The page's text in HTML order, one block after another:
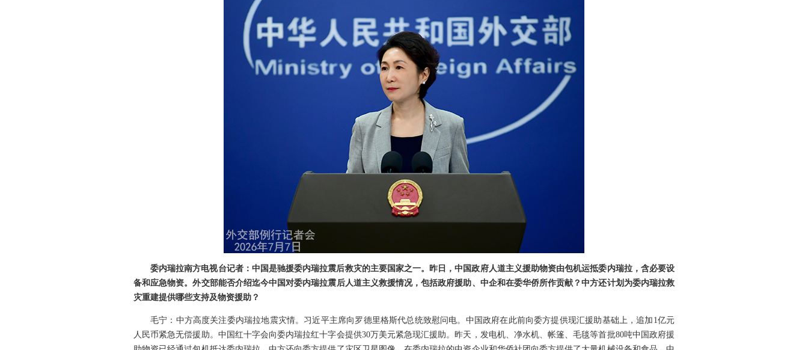
委内瑞拉南方电视台记者：中国是驰援委内瑞拉震后救灾的主要国家之一。昨日，中国政府人道主义援助物资由包机运抵委内瑞拉，含必要设
备和应急物资。外交部能否介绍迄今中国对委内瑞拉震后人道主义救援情况，包括政府援助、中企和在委华侨所作贡献？中方还计划为委内瑞拉救
灾重建提供哪些支持及物资援助？
毛宁：中方高度关注委内瑞拉地震灾情。习近平主席向罗德里格斯代总统致慰问电。中国政府在此前向委方提供现汇援助基础上，追加1亿元
人民币紧急无偿援助。中国红十字会向委内瑞拉红十字会提供30万美元紧急现汇援助。昨天，发电机、净水机、帐篷、毛毯等首批80吨中国政府援